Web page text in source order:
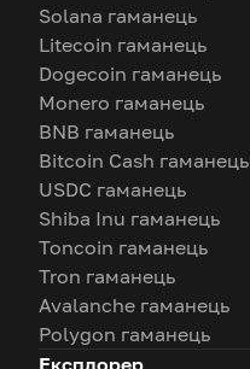
Solana гаманець
Litecoin гаманець
Dogecoin гаманець
Monero гаманець
BNB гаманець
Bitcoin Cash гаманець
USDC гаманець
Shiba Inu гаманець
Toncoin гаманець
Tron гаманець
Avalanche гаманець
Polygon гаманець
Експлорер